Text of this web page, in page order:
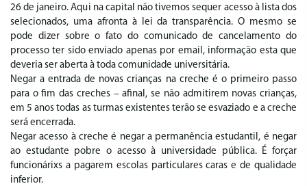
26 de janeiro. Aqui na capital não tivemos sequer acesso à lista dos
selecionados, uma afronta à lei da transparência. O mesmo se
pode dizer sobre o fato do comunicado de cancelamento do
processo ter sido enviado apenas por email, informação esta que
deveria ser aberta à toda comunidade universitária.
Negar a entrada de novas crianças na creche é o primeiro passo
para o fim das creches – afinal, se não admitirem novas crianças,
em 5 anos todas as turmas existentes terão se esvaziado e a creche
será encerrada.
Negar acesso à creche é negar a permanência estudantil, é negar
ao estudante pobre o acesso à universidade pública. É forçar
funcionárixs a pagarem escolas particulares caras e de qualidade
inferior.